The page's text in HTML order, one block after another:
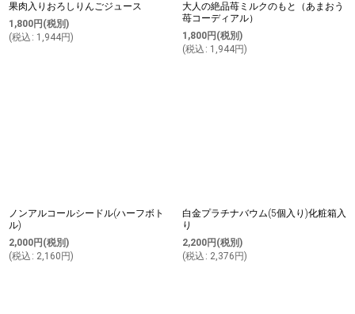
果肉入りおろしりんごジュース
1,800円 (税別)
(税込 : 1,944円)
大人の絶品苺ミルクのもと（あまおう
苺コーディアル）
1,800円 (税別)
(税込 : 1,944円)
ノンアルコールシードル(ハーフボト
ル)
2,000円 (税別)
(税込 : 2,160 円)
白金プラチナバウム(5個入り)化粧箱入
り
2,200円 (税別)
(税込 : 2,376 円)